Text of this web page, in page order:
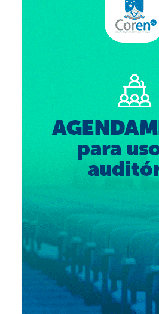
Censura Pública
Procedimento para registro
Clube de Vantagens
Valores dos serviços
Reserva de auditório
Ouvidoria
Contatos
Fale Conosco
NEP